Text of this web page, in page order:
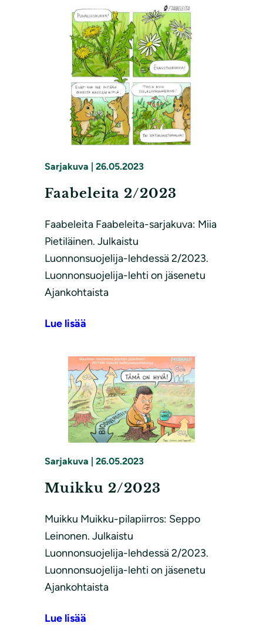
Sarjakuva | 26.05.2023
Faabeleita 2/2023
Faabeleita Faabeleita-sarjakuva: Miia
Pietiläinen. Julkaistu
Luonnonsuojelija-lehdessä 2/2023.
Luonnonsuojelija-lehti on jäsenetu
Ajankohtaista
Lue lisää
Sarjakuva | 26.05.2023
Muikku 2/2023
Muikku Muikku-pilapiirros: Seppo
Leinonen. Julkaistu
Luonnonsuojelija-lehdessä 2/2023.
Luonnonsuojelija-lehti on jäsenetu
Ajankohtaista
Lue lisää